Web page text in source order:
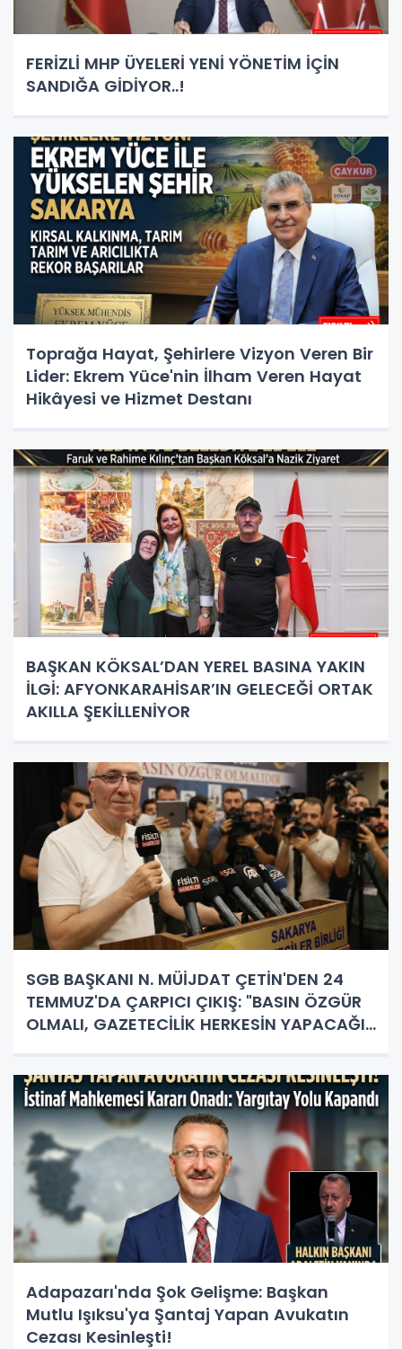
FERİZLİ MHP ÜYELERİ YENİ YÖNETİM İÇİN
SANDIĞA GİDİYOR..!
Toprağa Hayat, Şehirlere Vizyon Veren Bir
Lider: Ekrem Yüce'nin İlham Veren Hayat
Hikâyesi ve Hizmet Destanı
BAŞKAN KÖKSAL’DAN YEREL BASINA YAKIN
İLGİ: AFYONKARAHİSAR’IN GELECEĞİ ORTAK
AKILLA ŞEKİLLENİYOR
SGB BAŞKANI N. MÜİJDAT ÇETİN'DEN 24
TEMMUZ'DA ÇARPICI ÇIKIŞ: "BASIN ÖZGÜR
OLMALI, GAZETECİLİK HERKESİN YAPACAĞI
Adapazarı'nda Şok Gelişme: Başkan
Mutlu Işıksu'ya Şantaj Yapan Avukatın
Cezası Kesinleşti!